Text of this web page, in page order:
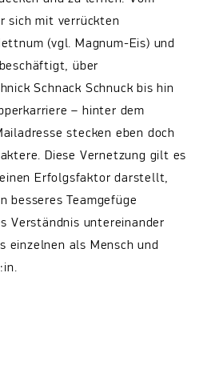
sich mit verrückten
(vgl. Magnum-Eis) und
über
Schnack Schnuck bis hin
– hinter dem
stecken eben doch
Diese Vernetzung gilt es
Erfolgsfaktor darstellt,
besseres Teamgefüge
Verständnis untereinander
einzelnen als Mensch und